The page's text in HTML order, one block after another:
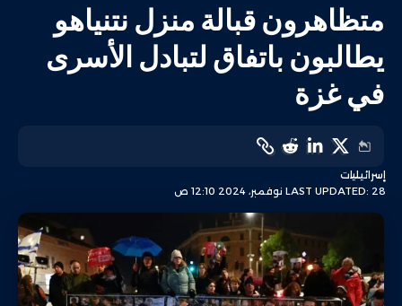
متظاهرون قبالة منزل نتنياهو
يطالبون باتفاق لتبادل الأسرى
في غزة
LAST UPDATED: 28 نوفمبر، 2024 12:10 ص
إسرائيليات